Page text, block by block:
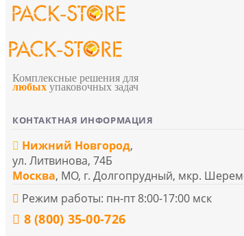
Комплексные решения для
любых упаковочных задач
КОНТАКТНАЯ ИНФОРМАЦИЯ
Нижний Новгород,
ул. Литвинова, 74Б
Москва, МО, г. Долгопрудный, мкр.
Режим работы: пн-пт 8:00-17:00 мск
8 (800) 35-00-726